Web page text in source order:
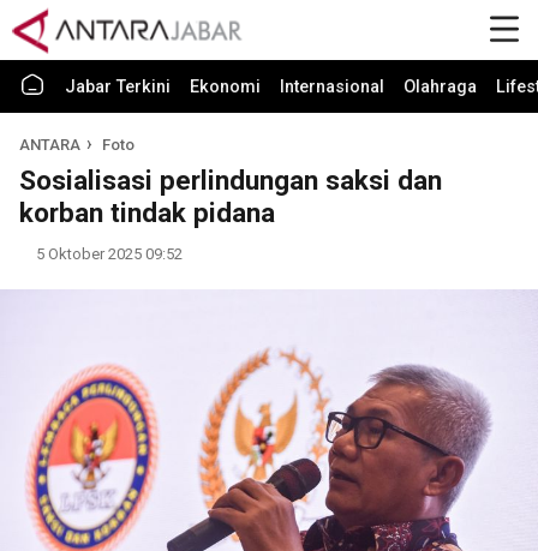
Jabar Terkini Ekonomi Internasional Olahraga
ANTARA Foto
Sosialisasi perlindungan saksi dan
korban tindak pidana
5 Oktober 2025 09:52